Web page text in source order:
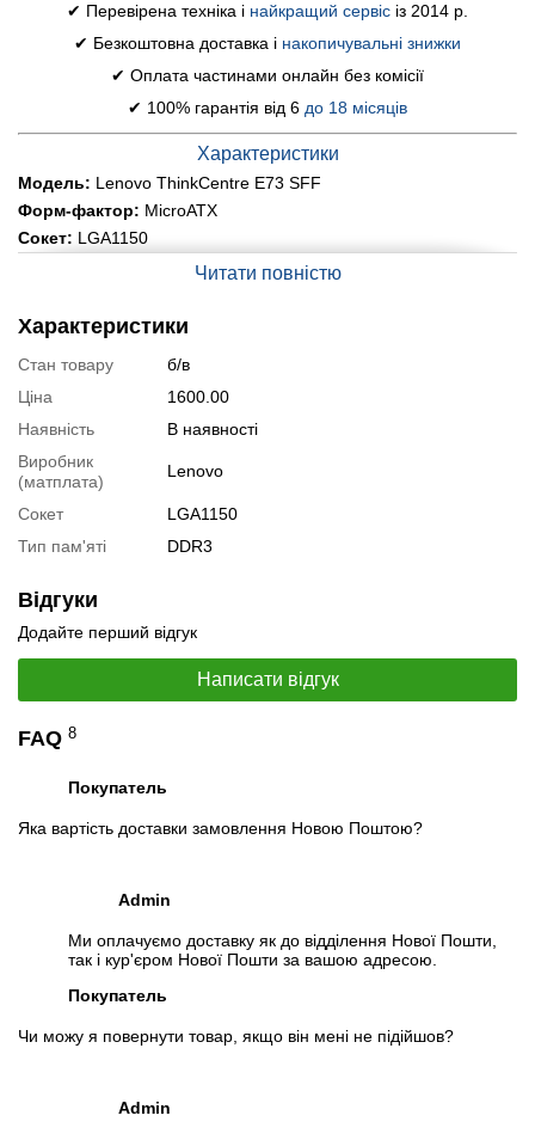
✔ Перевірена техніка і найкращий сервіс із 2014 р.
✔ Безкоштовна доставка і накопичувальні знижки
✔ Оплата частинами онлайн без комісії
✔ 100% гарантія від 6 до 18 місяців
Характеристики
Модель: Lenovo ThinkCentre E73 SFF
Форм-фактор: MicroATX
Сокет: LGA1150
Чіпсет:Intel H81
Звук: Realtek ALC3220
Внутрішні роз'єми:1x PCI Express x16 (2.0), 2x PCI Express
x1, 1x SATA III, 2x SATA II
(RJ-45), 3x Audio
Живлення:
Підключення кулера: 2x 5pin
Розміри:250 x 205 мм
Специфікація материнської плати
SFF
Відеоогляд
Слідкувати на Facebook
Читати повністю
Характеристики
Стан товару
б/в
Ціна
1600.00
Наявність
В наявності
Виробник
(матплата)
Lenovo
Сокет
LGA1150
Тип пам'яті
DDR3
Відгуки
Додайте перший відгук
Написати відгук
FAQ 8
Покупатель
Яка вартість доставки замовлення Новою Поштою?
Admin
Ми оплачуємо доставку як до відділення Нової Пошти,
так і кур'єром Нової Пошти за вашою адресою.
Покупатель
Чи можу я повернути товар, якщо він мені не підійшов?
Admin